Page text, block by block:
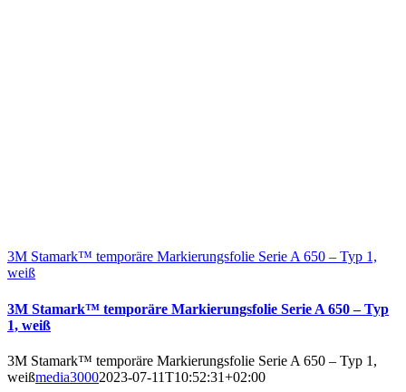
3M Stamark™ temporäre Markierungsfolie Serie A 650 – Typ 1,
weiß
3M Stamark™ temporäre Markierungsfolie Serie A 650 – Typ
1, weiß
3M Stamark™ temporäre Markierungsfolie Serie A 650 – Typ 1,
weißmedia30002023-07-11T10:52:31+02:00